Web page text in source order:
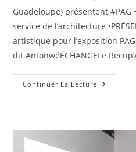
Guadeloupe) présentent #PAG
service de l’architecture
artistique pour l’exposition
dit AntonwéÉCHANGELe
Continuer La Lecture Retour
En
Du
PAG